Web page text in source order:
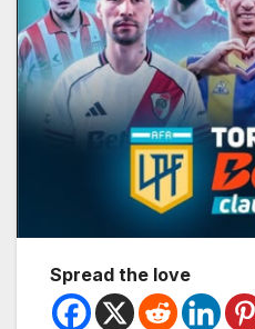
Spread the love